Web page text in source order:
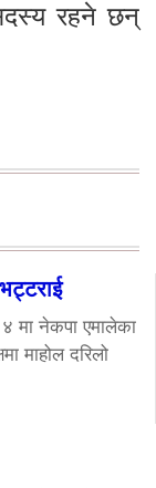
रहने छन्
मा नेकपा एमालेका
माहोल दरिलो